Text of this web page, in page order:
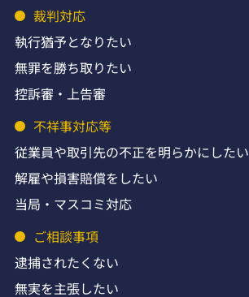
裁判対応
執行猶予となりたい
無罪を勝ち取りたい
控訴審・上告審
不祥事対応等
従業員や取引先の不正を明らかにしたい
解雇や損害賠償をしたい
当局・マスコミ対応
ご相談事項
逮捕されたくない
無実を主張したい